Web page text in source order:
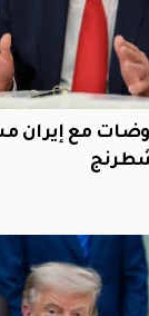
مع إيران